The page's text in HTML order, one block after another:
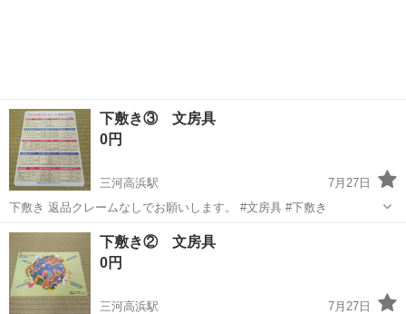
下敷き③ 文房具
0円
三河高浜駅
7月27日
下敷き 返品クレームなしでお願いします。 #文房具 #下敷き
愛知 高浜市 三河高浜駅 ノベルティグッズ
下敷き② 文房具
0円
三河高浜駅
7月27日